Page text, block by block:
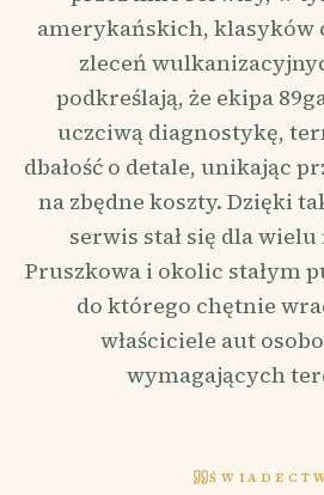
amerykańskich, klasyków
zleceń
podkreślają, że ekipa
uczciwą diagnostykę,
dbałość o detale, unikając
na zbędne koszty. Dzięki
serwis stał się dla
Pruszkowa i okolic stałym
do którego chętnie
właściciele aut
wymagających